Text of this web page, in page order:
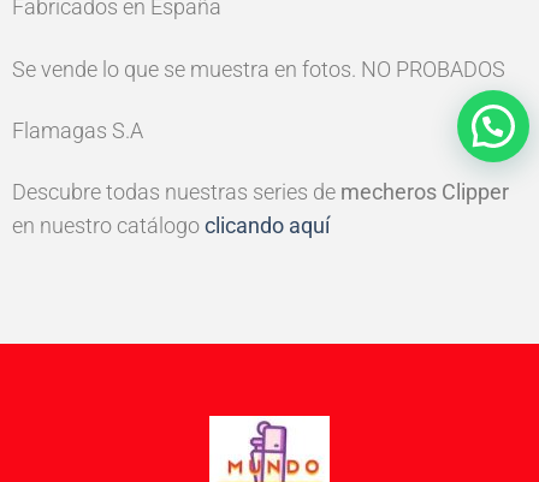
Fabricados en España
Se vende lo que se muestra en fotos. NO PROBADOS
Flamagas S.A
Descubre todas nuestras series de mecheros Clipper
en nuestro catálogoclicando aquí